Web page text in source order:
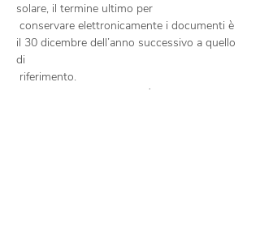
solare, il termine ultimo per
il 30 dicembre dell’anno successivo a quello
di
Si tenga presente che, così come accade per